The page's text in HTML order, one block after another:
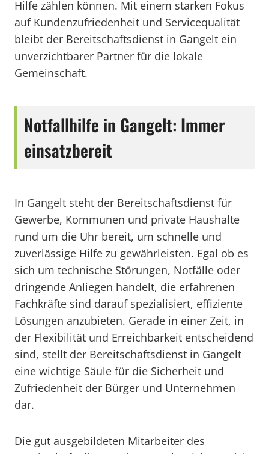
Hilfe zählen können. Mit einem starken Fokus
auf Kundenzufriedenheit und Servicequalität
bleibt der Bereitschaftsdienst in Gangelt ein
unverzichtbarer Partner für die lokale
Gemeinschaft.
Notfallhilfe in Gangelt: Immer
einsatzbereit
In Gangelt steht der Bereitschaftsdienst für
Gewerbe, Kommunen und private Haushalte
rund um die Uhr bereit, um schnelle und
zuverlässige Hilfe zu gewährleisten. Egal ob es
sich um technische Störungen, Notfälle oder
dringende Anliegen handelt, die erfahrenen
Fachkräfte sind darauf spezialisiert, effiziente
Lösungen anzubieten. Gerade in einer Zeit, in
der Flexibilität und Erreichbarkeit entscheidend
sind, stellt der Bereitschaftsdienst in Gangelt
eine wichtige Säule für die Sicherheit und
Zufriedenheit der Bürger und Unternehmen
dar.
Die gut ausgebildeten Mitarbeiter des